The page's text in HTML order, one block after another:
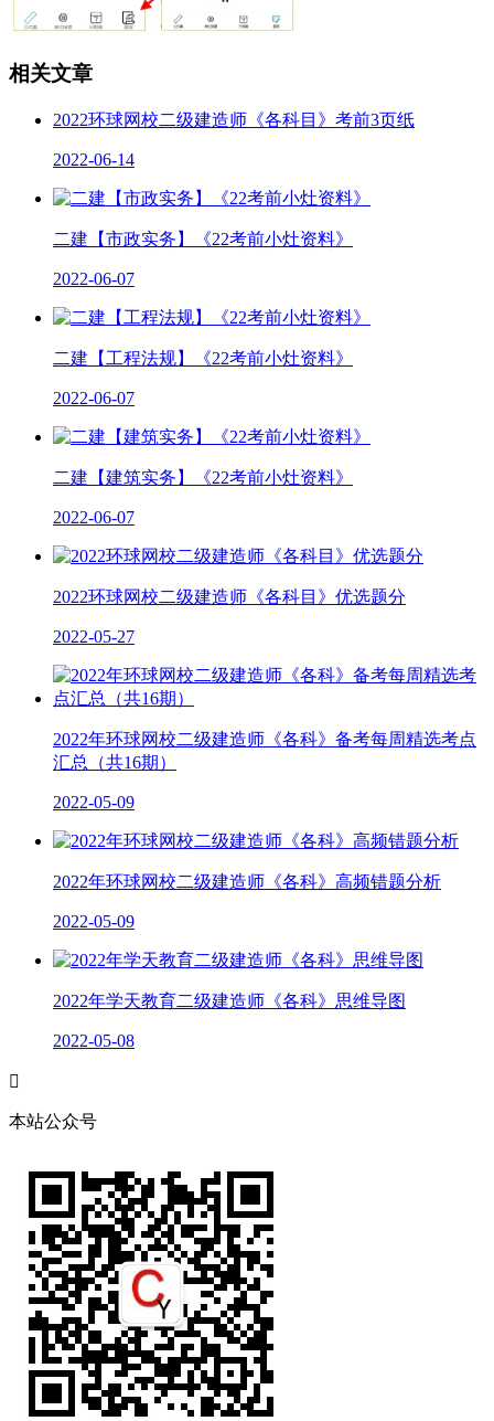
相关文章
2022环球网校二级建造师《各科目》考前3页纸
2022-06-14
二建【市政实务】《22考前小灶资料》
2022-06-07
二建【工程法规】《22考前小灶资料》
2022-06-07
二建【建筑实务】《22考前小灶资料》
2022-06-07
2022环球网校二级建造师《各科目》优选题分
2022-05-27
2022年环球网校二级建造师《各科》备考每周精选考点
汇总（共16期）
2022-05-09
2022年环球网校二级建造师《各科》高频错题分析
2022-05-09
2022年学天教育二级建造师《各科》思维导图
2022-05-08

本站公众号